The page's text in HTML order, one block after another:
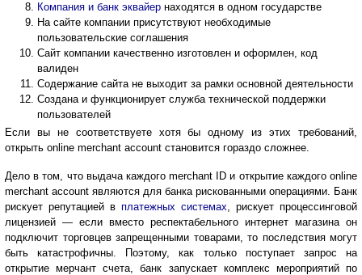
Компания и банк эквайер находятся в одном государстве
На сайте компании присутствуют необходимые
пользовательские соглашения
Сайт компании качественно изготовлен и оформлен, код
валиден
Содержание сайта не выходит за рамки основной деятельности
Создана и функционирует служба технической поддержки
пользователей
Если вы не соответствуете хотя бы одному из этих требований,
открыть online merchant account становится гораздо сложнее.
Дело в том, что выдача каждого merchant ID и открытие каждого online
merchant account являются для банка рискованными операциями. Банк
рискует репутацией в платежных системах, рискует процессинговой
лицензией — если вместо респектабельного интернет магазина он
подключит торговцев запрещенными товарами, то последствия могут
быть катастрофичны. Поэтому, как только поступает запрос на
открытие мерчант счета, банк запускает комплекс мероприятий по